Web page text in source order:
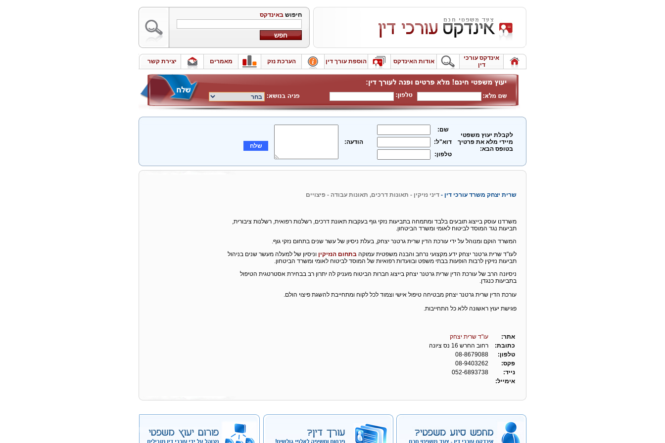
חיפוש באינדקס
אינדקס עורכי
דין
אודות האינדקס הוספת עורך דין הערכת נזק מאמרים יצירת קשר
לקבלת יעוץ משפטי
מיידי מלא את פרטיך
בטופס הבא:
שם:
דוא"ל:
טלפון:
הודעה:
שלח
שרית יצחק משרד עורכי דין - דיני נזיקין - תאונות דרכים, תאונות עבודה - פיצויים
משרדנו עוסק בייצוג תובעים בלבד ומתמחה בתביעות נזקי גוף בעקבות תאונת דרכים, רשלנות רפואית, רשלנות ציבורית,
תביעות נגד המוסד לביטוח לאומי ומשרד הביטחון.
המשרד הוקם ומנוהל על ידי עורכת הדין שרית גרטנר יצחק, בעלת ניסיון של עשר שנים בתחום נזקי גוף.
לעו"ד שרית גרטנר יצחק ידע מקצועי נרחב והבנה משפטית עמוקה בתחום הנזיקין וניסיון של למעלה מעשר שנים בניהול
תביעות נזיקין לרבות הופעות בבתי משפט ובוועדות רפואיות של המוסד לביטוח לאומי ומשרד הביטחון.
ניסיונה הרב של עורכת הדין שרית גרטנר יצחק בייצוג חברות הביטוח מעניק לה יתרון רב בבחירת אסטרטגית הטיפול
בתביעות כנגדן.
עורכת הדין שרית גרטנר יצחק מבטיחה טיפול אישי וצמוד לכל לקוח ומתחייבת להשגת פיצוי הולם.
פגישת יעוץ ראשונה ללא כל התחייבות.
אתר:
עו"ד שרית יצחק
כתובת:
רחוב החרש 16 נס ציונה
טלפון:
08-8679088
פקס:
08-9403262
נייד:
052-6893738
אימייל: